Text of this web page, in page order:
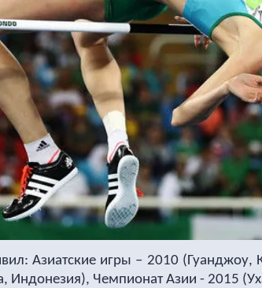
Азиатские игры – 2010 (Гуанджоу,
Индонезия), Чемпионат Азии - 2015